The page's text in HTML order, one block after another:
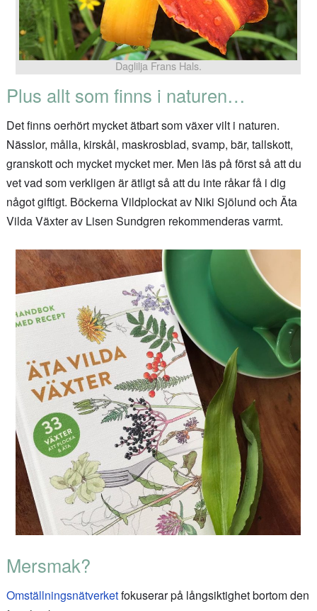
Daglilja Frans Hals.
Plus allt som finns i naturen…
Det finns oerhört mycket ätbart som växer vilt i naturen.
Nässlor, målla, kirskål, maskrosblad, svamp, bär, tallskott,
granskott och mycket mycket mer. Men läs på först så att du
vet vad som verkligen är ätligt så att du inte råkar få i dig
något giftigt. Böckerna Vildplockat av Niki Sjölund och Äta
Vilda Växter av Lisen Sundgren rekommenderas varmt.
Mersmak?
Omställningsnätverketfokuserar på långsiktighet bortom den